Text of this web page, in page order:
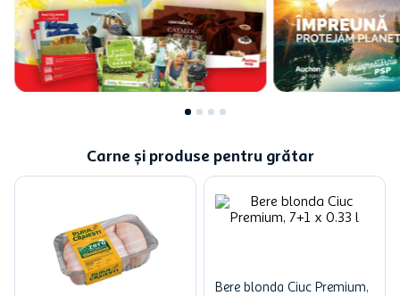
Carne și produse pentru grătar
Bere blonda Ciuc Premium,